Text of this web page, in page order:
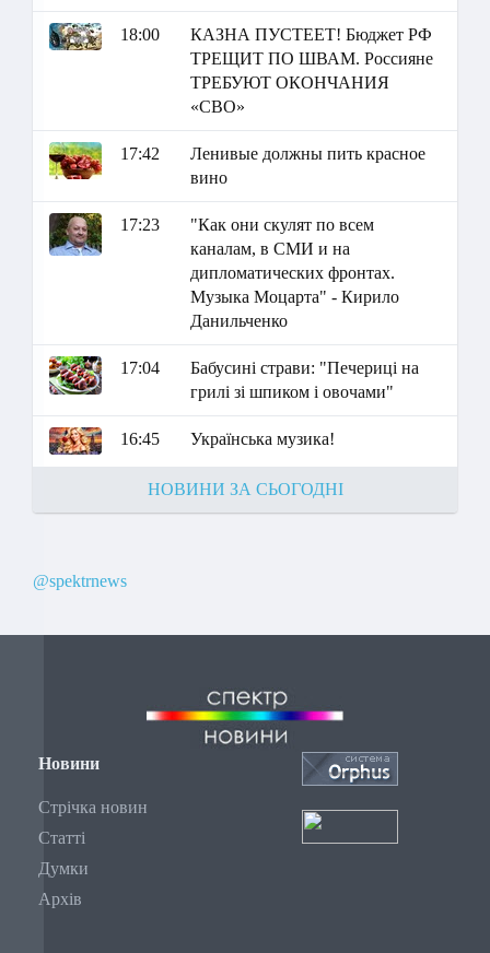
18:00
КАЗНА ПУСТЕЕТ! Бюджет РФ
ТРЕЩИТ ПО ШВАМ. Россияне
ТРЕБУЮТ ОКОНЧАНИЯ
«СВО»
17:42
Ленивые должны пить красное
вино
17:23
"Как они скулят по всем
каналам, в СМИ и на
дипломатических фронтах.
Музыка Моцарта" - Кирило
Данильченко
17:04
Бабусині страви: "Печериці на
грилі зі шпиком і овочами"
16:45 Українська музика!
НОВИНИ ЗА СЬОГОДНІ
@spektrnews
Новини
Стрічка новин
Статті
Думки
Архів